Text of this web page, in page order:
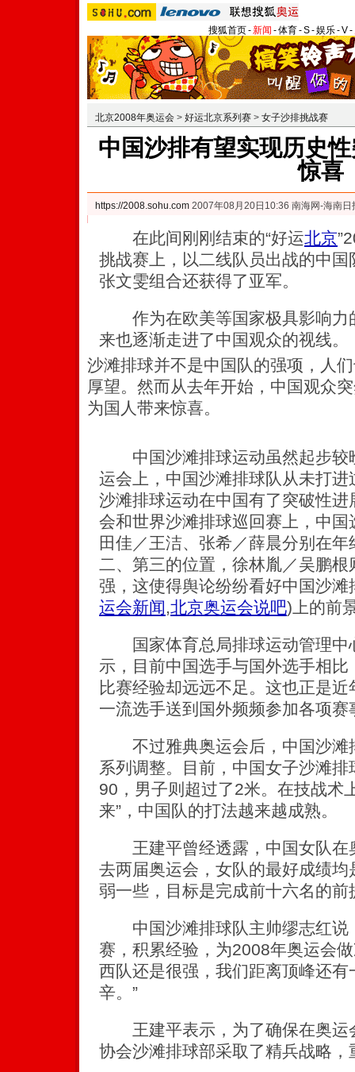
搜狐首页-新闻 -体育-S-娱乐-V-
北京2008年奥运会 > 好运北京系列赛 > 女子沙排挑战赛
中国沙排有望实现历史
惊喜
https://2008.sohu.com 2007年08月20日10:36 南海网-海南日
在此间刚刚结束的“好运北京
挑战赛上，以二线队员出战的中
张文雯组合还获得了亚军。
作为在欧美等国家极具影响力
来也逐渐走进了中国观众的视线。
沙滩排球并不是中国队的强项，人
厚望。然而从去年开始，中国观众
为国人带来惊喜。
中国沙滩排球运动虽然起步较
运会上，中国沙滩排球队从未打
沙滩排球运动在中国有了突破性
会和世界沙滩排球巡回赛上，中
田佳／王洁、张希／薛晨分别在
二、第三的位置，徐林胤／吴鹏
强，这使得舆论纷纷看好中国沙滩
运会新闻,北京奥运会说吧) 上的前
国家体育总局排球运动管理中
示，目前中国选手与国外选手相
比赛经验却远远不足。这也正是
一流选手送到国外频频参加各项赛
不过雅典奥运会后，中国沙滩
系列调整。目前，中国女子沙滩
90，男子则超过了2米。在技战术
来”，中国队的打法越来越成熟。
王建平曾经透露，中国女队在
去两届奥运会，女队的最好成绩
弱一些，目标是完成前十六名的
中国沙滩排球队主帅缪志红说
赛，积累经验，为2008年奥运会
西队还是很强，我们距离顶峰还
辛。”
王建平表示，为了确保在奥运
协会沙滩排球部采取了精兵战略